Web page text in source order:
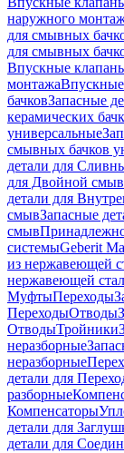
наружного
для смывных
для смывных
Впускные
монтажа
бачковЗапасные
керамических
универсальные
смывных бачков
детали для
для Двойной смыв
детали для
смывЗапасные
смыв
системыGeberit
из нержавеющей
нержавеющей
МуфтыПереходы
ПереходыОтводы
ОтводыТройники
неразборные
неразборные
детали для
разборные
Компенсаторы
детали для
детали для